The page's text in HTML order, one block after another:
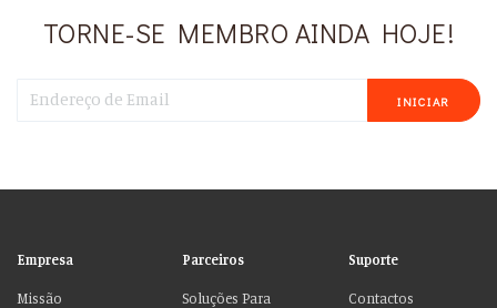
TORNE-SE MEMBRO AINDA HOJE!
INICIAR
Empresa
Missão
Parceiros
Soluções Para
Suporte
Contactos